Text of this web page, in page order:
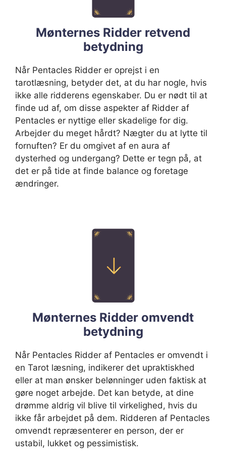
Mønternes Ridder retvend
betydning
Når Pentacles Ridder er oprejst i en
tarotlæsning, betyder det, at du har nogle, hvis
ikke alle ridderens egenskaber. Du er nødt til at
finde ud af, om disse aspekter af Ridder af
Pentacles er nyttige eller skadelige for dig.
Arbejder du meget hårdt? Nægter du at lytte til
fornuften? Er du omgivet af en aura af
dysterhed og undergang? Dette er tegn på, at
det er på tide at finde balance og foretage
ændringer.
Mønternes Ridder omvendt
betydning
Når Pentacles Ridder af Pentacles er omvendt i
en Tarot læsning, indikerer det upraktiskhed
eller at man ønsker belønninger uden faktisk at
gøre noget arbejde. Det kan betyde, at dine
drømme aldrig vil blive til virkelighed, hvis du
ikke får arbejdet på dem. Ridderen af Pentacles
omvendt repræsenterer en person, der er
ustabil, lukket og pessimistisk.